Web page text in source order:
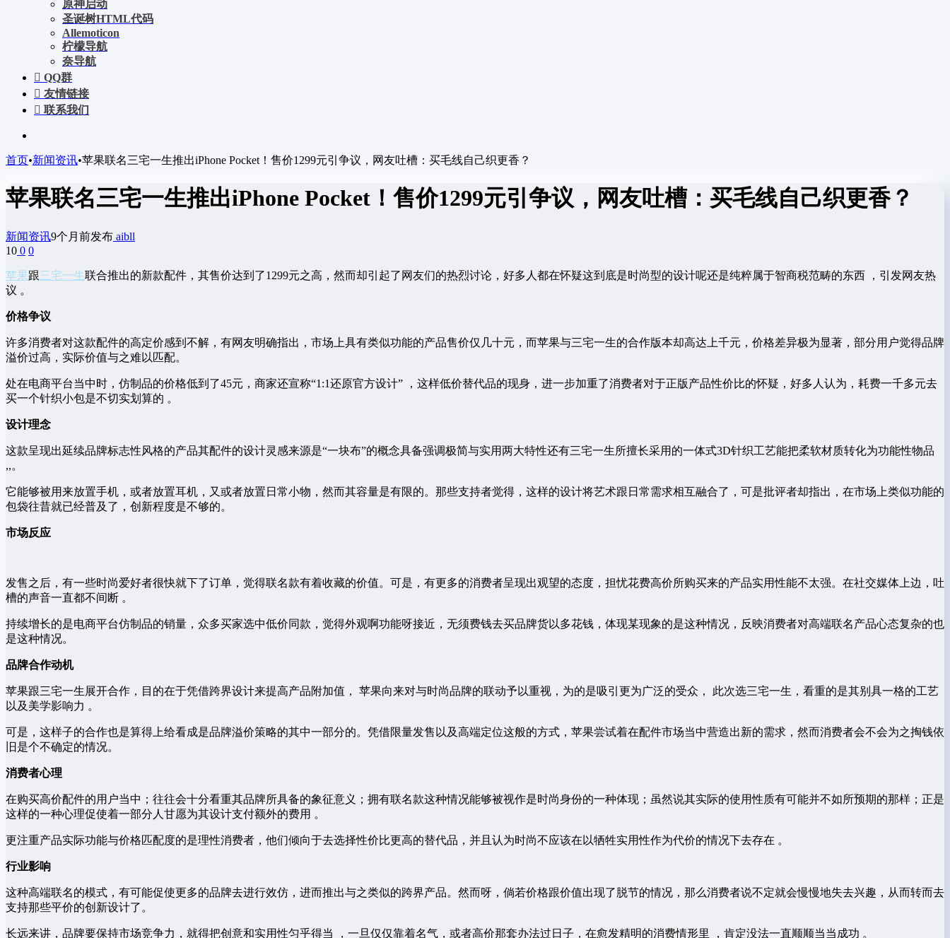
原神启动
圣诞树HTML代码
Allemoticon
柠檬导航
奈导航
QQ群
友情链接
联系我们
首页•新闻资讯•苹果联名三宅一生推出iPhone Pocket！售价1299元引争议，网友吐槽：买毛线自己织更香？
苹果联名三宅一生推出iPhone Pocket！售价1299元引争议，网友吐槽：买毛线自己织更香？
新闻资讯9个月前发布 aibll
10 0 0
苹果跟三宅一生联合推出的新款配件，其售价达到了1299元之高，然而却引起了网友们的热烈讨论，好多人都在怀疑这到底是时尚型的设计呢还是纯粹属于智商税范畴的东西 ，引发网友热
议 。
价格争议
许多消费者对这款配件的高定价感到不解，有网友明确指出，市场上具有类似功能的产品售价仅几十元，而苹果与三宅一生的合作版本却高达上千元，价格差异极为显著，部分用户觉得品牌
溢价过高，实际价值与之难以匹配。
处在电商平台当中时，仿制品的价格低到了45元，商家还宣称“1:1还原官方设计” ，这样低价替代品的现身，进一步加重了消费者对于正版产品性价比的怀疑，好多人认为，耗费一千多元去
买一个针织小包是不切实划算的 。
设计理念
这款呈现出延续品牌标志性风格的产品其配件的设计灵感来源是“一块布”的概念具备强调极简与实用两大特性还有三宅一生所擅长采用的一体式3D针织工艺能把柔软材质转化为功能性物品
,,。
它能够被用来放置手机，或者放置耳机，又或者放置日常小物，然而其容量是有限的。那些支持者觉得，这样的设计将艺术跟日常需求相互融合了，可是批评者却指出，在市场上类似功能的
包袋往昔就已经普及了，创新程度是不够的。
市场反应
发售之后，有一些时尚爱好者很快就下了订单，觉得联名款有着收藏的价值。可是，有更多的消费者呈现出观望的态度，担忧花费高价所购买来的产品实用性能不太强。在社交媒体上边，吐
槽的声音一直都不间断 。
持续增长的是电商平台仿制品的销量，众多买家选中低价同款，觉得外观啊功能呀接近，无须费钱去买品牌货以多花钱，体现某现象的是这种情况，反映消费者对高端联名产品心态复杂的也
是这种情况。
品牌合作动机
苹果跟三宅一生展开合作，目的在于凭借跨界设计来提高产品附加值， 苹果向来对与时尚品牌的联动予以重视，为的是吸引更为广泛的受众， 此次选三宅一生，看重的是其别具一格的工艺
以及美学影响力 。
可是，这样子的合作也是算得上给看成是品牌溢价策略的其中一部分的。凭借限量发售以及高端定位这般的方式，苹果尝试着在配件市场当中营造出新的需求，然而消费者会不会为之掏钱依
旧是个不确定的情况。
消费者心理
在购买高价配件的用户当中；往往会十分看重其品牌所具备的象征意义；拥有联名款这种情况能够被视作是时尚身份的一种体现；虽然说其实际的使用性质有可能并不如所预期的那样；正是
这样的一种心理促使着一部分人甘愿为其设计支付额外的费用 。
更注重产品实际功能与价格匹配度的是理性消费者，他们倾向于去选择性价比更高的替代品，并且认为时尚不应该在以牺牲实用性作为代价的情况下去存在 。
行业影响
这种高端联名的模式，有可能促使更多的品牌去进行效仿，进而推出与之类似的跨界产品。然而呀，倘若价格跟价值出现了脱节的情况，那么消费者说不定就会慢慢地失去兴趣，从而转而去
支持那些平价的创新设计了。
长远来讲，品牌要保持市场竞争力，就得把创意和实用性匀乎得当 ，一旦仅仅靠着名气，或者高价那套办法过日子，在愈发精明的消费情形里 ，肯定没法一直顺顺当当成功 。